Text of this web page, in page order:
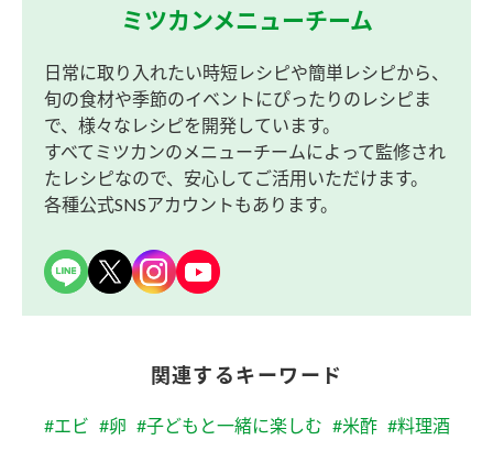
ミツカンメニューチーム
日常に取り入れたい時短レシピや簡単レシピから、
旬の食材や季節のイベントにぴったりのレシピま
で、様々なレシピを開発しています。
すべてミツカンのメニューチームによって監修され
たレシピなので、安心してご活用いただけます。
各種公式SNSアカウントもあります。
関連するキーワード
#エビ #卵 #子どもと一緒に楽しむ #米酢 #料理酒